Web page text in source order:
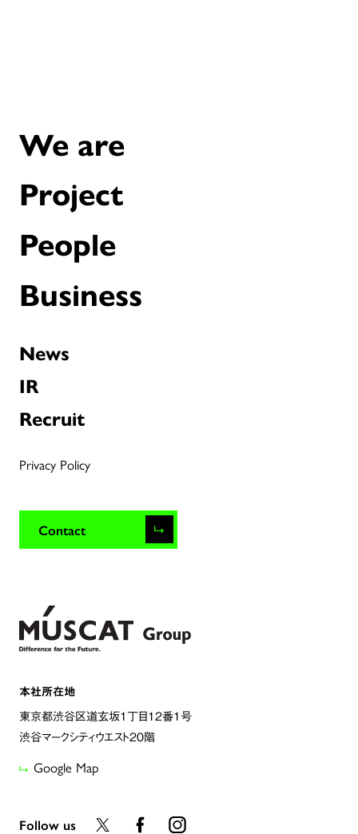
We are
Project
People
Business
News
IR
Recruit
Privacy Policy
Contact
本社所在地
東京都渋谷区道玄坂1丁目12番1号
渋谷マークシティウエスト20階
Google Map
Follow us